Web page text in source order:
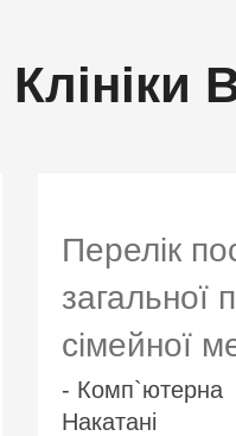
Клініки
Перелік
загальної
сімейної
- Комп`ютерна
Накатані